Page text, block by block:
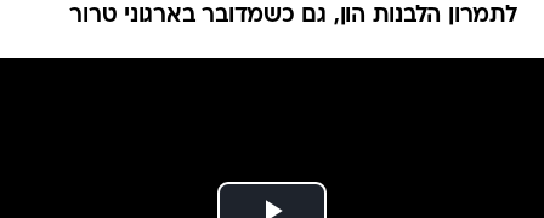
לתמרון הלבנות הון, גם כשמדובר בארגוני טרור